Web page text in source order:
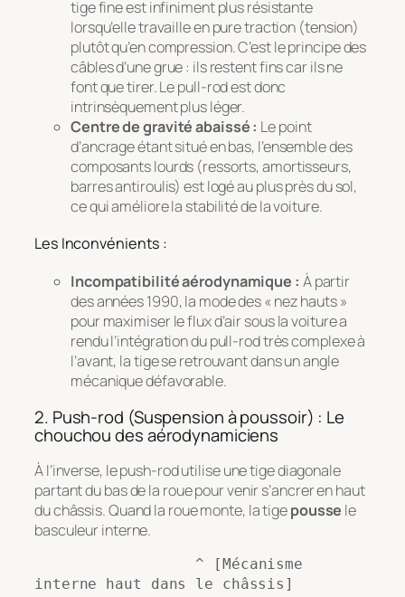
tige fine est infiniment plus résistante
lorsqu’elle travaille en pure traction (tension)
plutôt qu’en compression. C’est le principe des
câbles d’une grue : ils restent fins car ils ne
font que tirer. Le pull-rod est donc
intrinsèquement plus léger.
Centre de gravité abaissé : Le point
d’ancrage étant situé en bas, l’ensemble des
composants lourds (ressorts, amortisseurs,
barres antiroulis) est logé au plus près du sol,
ce qui améliore la stabilité de la voiture.
Les Inconvénients :
Incompatibilité aérodynamique : À partir
des années 1990, la mode des « nez hauts »
pour maximiser le flux d’air sous la voiture a
rendu l’intégration du pull-rod très complexe à
l’avant, la tige se retrouvant dans un angle
mécanique défavorable.
2. Push-rod (Suspension à poussoir) : Le
chouchou des aérodynamiciens
À l’inverse, le push-rod utilise une tige diagonale
partant du bas de la roue pour venir s’ancrer en haut
du châssis. Quand la roue monte, la tigepousse le
basculeur interne.
interne haut dans le châssis]